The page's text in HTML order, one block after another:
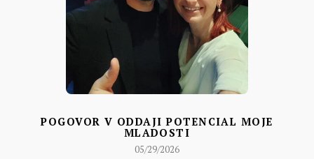
POGOVOR V ODDAJI POTENCIAL MOJE
MLADOSTI
05/29/2026